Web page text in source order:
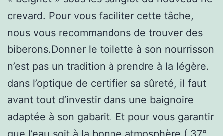
crevard. Pour vous faciliter cette tâche,
nous vous recommandons de trouver des
biberons.Donner le toilette à son nourrisson
n’est pas un tradition à prendre à la légère.
dans l’optique de certifier sa sûreté, il faut
avant tout d’investir dans une baignoire
adaptée à son gabarit. Et pour vous garantir
que l’eau soit à la bonne atmosphère ( 37°